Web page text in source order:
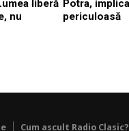
liberă
nu
Potra,
periculoasă
Cum ascult Radio Clasic?